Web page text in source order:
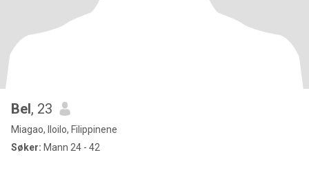
Bel, 23
Miagao, Iloilo, Filippinene
Søker: Mann 24 - 42